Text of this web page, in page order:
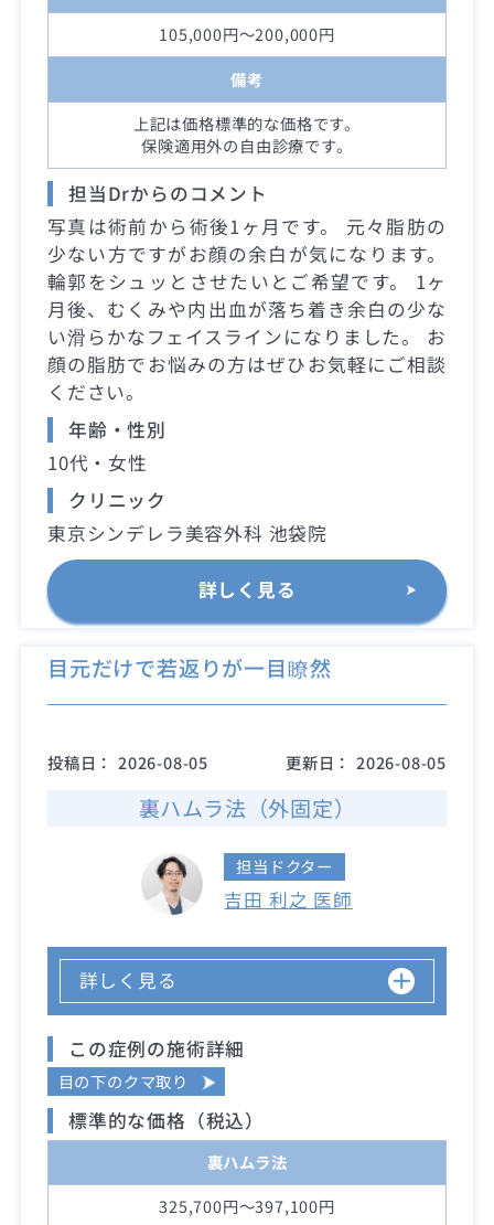
105,000円～200,000円
備考
上記は価格標準的な価格です。
保険適用外の自由診療です。
担当Drからのコメント
写真は術前から術後1ヶ月です。 元々脂肪の
少ない方ですがお顔の余白が気になります。
輪郭をシュッとさせたいとご希望です。 1ヶ
月後、むくみや内出血が落ち着き余白の少な
い滑らかなフェイスラインになりました。 お
顔の脂肪でお悩みの方はぜひお気軽にご相談
ください。
年齢・性別
10代・女性
クリニック
東京シンデレラ美容外科 池袋院
詳しく見る
目元だけで若返りが一目瞭然
投稿日： 2026-08-05 更新日： 2026-08-05
裏ハムラ法（外固定）
担当ドクター
吉田 利之 医師
詳しく見る
この症例の施術詳細
目の下のクマ取り
標準的な価格（税込）
裏ハムラ法
325,700円～397,100円